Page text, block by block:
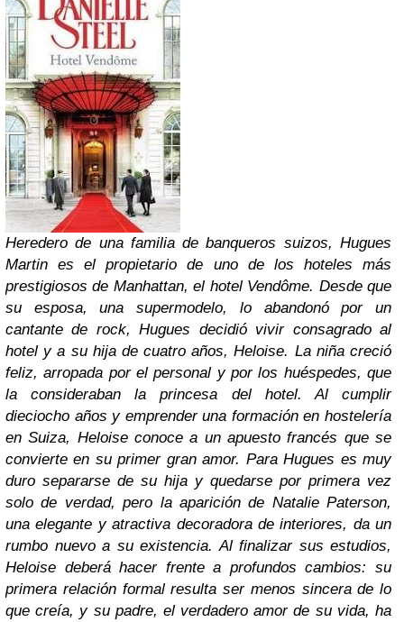
Heredero de una familia de banqueros suizos, Hugues
Martin es el propietario de uno de los hoteles más
prestigiosos de Manhattan, el hotel Vendôme. Desde que
su esposa, una supermodelo, lo abandonó por un
cantante de rock, Hugues decidió vivir consagrado al
hotel y a su hija de cuatro años, Heloise. La niña creció
feliz, arropada por el personal y por los huéspedes, que
la consideraban la princesa del hotel. Al cumplir
dieciocho años y emprender una formación en hostelería
en Suiza, Heloise conoce a un apuesto francés que se
convierte en su primer gran amor. Para Hugues es muy
duro separarse de su hija y quedarse por primera vez
solo de verdad, pero la aparición de Natalie Paterson,
una elegante y atractiva decoradora de interiores, da un
rumbo nuevo a su existencia. Al finalizar sus estudios,
Heloise deberá hacer frente a profundos cambios: su
primera relación formal resulta ser menos sincera de lo
que creía, y su padre, el verdadero amor de su vida, ha